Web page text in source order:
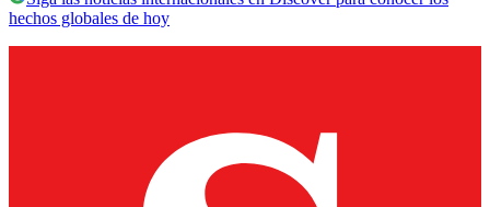
hechos globales de hoy